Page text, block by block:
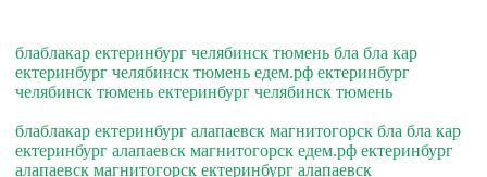
блаблакар ектеринбург челябинск тюмень бла бла кар
ектеринбург челябинск тюмень едем.рф ектеринбург
челябинск тюмень ектеринбург челябинск тюмень
блаблакар ектеринбург алапаевск магнитогорск бла бла кар
ектеринбург алапаевск магнитогорск едем.рф ектеринбург
алапаевск магнитогорск ектеринбург алапаевск